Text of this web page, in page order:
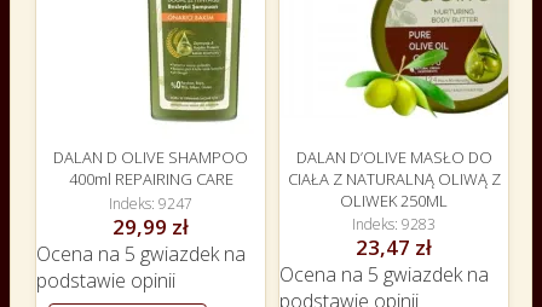
DALAN D OLIVE SHAMPOO
400ml REPAIRING CARE
Indeks 9247
29,99 zł
Ocena na 5 gwiazdek na
podstawie opinii
DALAN D’OLIVE MASŁO DO
CIAŁA Z NATURALNĄ OLIWĄ Z
OLIWEK 250ML
Indeks 9283
23,47 zł
Ocena na 5 gwiazdek na
podstawie opinii